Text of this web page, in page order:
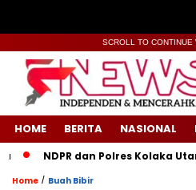
SCROLL TO CONTINUE
HOME BERITA NASIONAL
NDPR dan Polres Kolaka
Home / Buah Bibir